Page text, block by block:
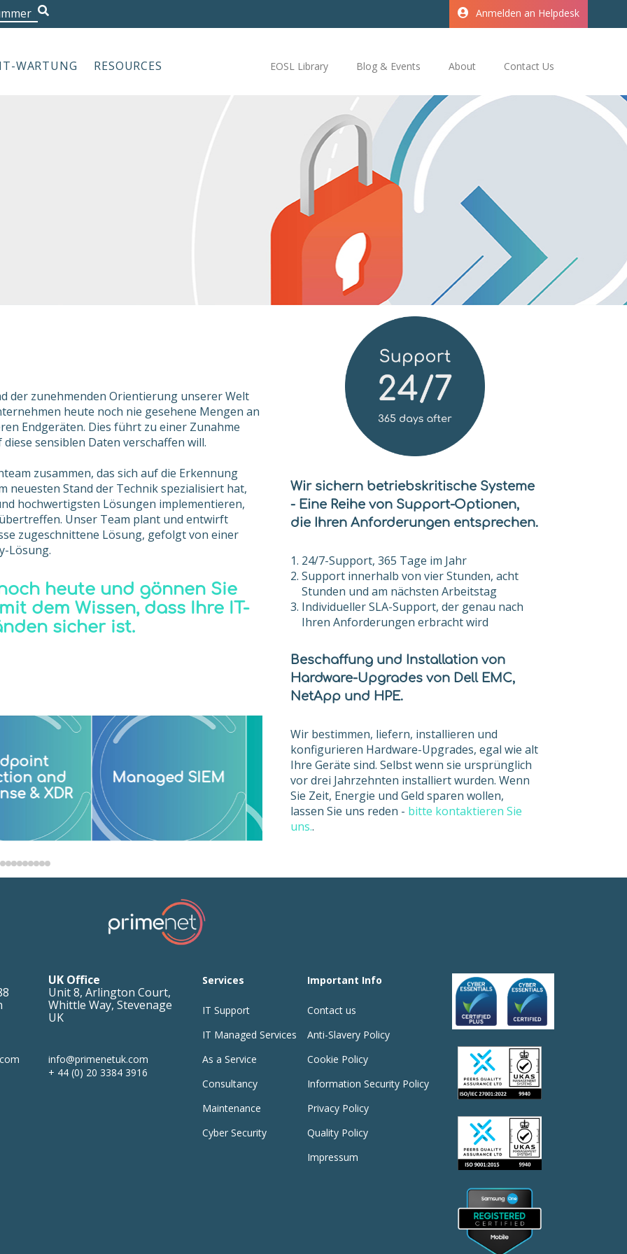
Anmelden an Helpdesk
IT-WARTUNG RESOURCES EOSL Library Blog & Events About Contact Us
der zunehmenden Orientierung unserer Welt
heute noch nie gesehene Mengen an
Endgeräten. Dies führt zu einer Zunahme
sensiblen Daten verschaffen will.
zusammen, das sich auf die Erkennung
neuesten Stand der Technik spezialisiert hat,
hochwertigsten Lösungen implementieren,
Unser Team plant und entwirft
zugeschnittene Lösung, gefolgt von einer
Lösung.
heute und gönnen Sie
dem Wissen, dass Ihre IT-
sicher ist.
and
& XDR
Managed SIEM
Cyber Security
Consultancy
Managed SOC
Service
Wir sichern betriebskritische Systeme
- Eine Reihe von Support-Optionen,
die Ihren Anforderungen entsprechen.
24/7-Support, 365 Tage im Jahr
Support innerhalb von vier Stunden, acht
Stunden und am nächsten Arbeitstag
Individueller SLA-Support, der genau nach
Ihren Anforderungen erbracht wird
Beschaffung und Installation von
Hardware-Upgrades von Dell EMC,
NetApp und HPE.
Wir bestimmen, liefern, installieren und
konfigurieren Hardware-Upgrades, egal wie alt
Ihre Geräte sind. Selbst wenn sie ursprünglich
vor drei Jahrzehnten installiert wurden. Wenn
Sie Zeit, Energie und Geld sparen wollen,
lassen Sie uns reden - bitte kontaktieren Sie
uns..
UK Office
Unit 8, Arlington Court,
Whittle Way,Stevenage
UK
info@primenetuk.com
+ 44 (0) 20 3384 3916
Services
IT Support
IT Managed Services
As a Service
Consultancy
Maintenance
Cyber Security
Important Info
Contact us
Anti-Slavery Policy
Cookie Policy
Information Security Policy
Privacy Policy
Quality Policy
Impressum